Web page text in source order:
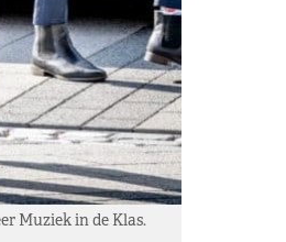
Muziek in de Klas.